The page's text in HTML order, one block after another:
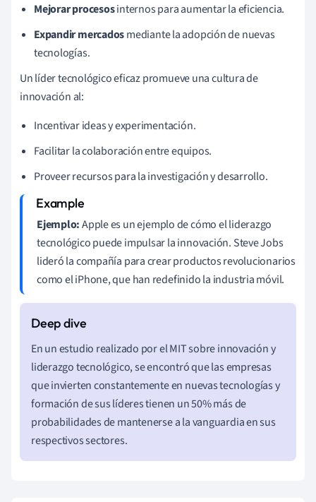
Mejorar procesosinternos para aumentar la eficiencia.
Expandir mercadosmediante la adopción de nuevas
tecnologías.
Un líder tecnológico eficaz promueve una cultura de
innovación al:
Incentivar ideas y experimentación.
Facilitar la colaboración entre equipos.
Proveer recursos para la investigación y desarrollo.
Ejemplo:Apple es un ejemplo de cómo el liderazgo
tecnológico puede impulsar la innovación. Steve Jobs
lideró la compañía para crear productos revolucionarios
como el iPhone, que han redefinido la industria móvil.
En un estudio realizado por el MIT sobre innovación y
liderazgo tecnológico, se encontró que las empresas
que invierten constantemente en nuevas tecnologías y
formación de sus líderes tienen un 50% más de
probabilidades de mantenerse a la vanguardia en sus
respectivos sectores.